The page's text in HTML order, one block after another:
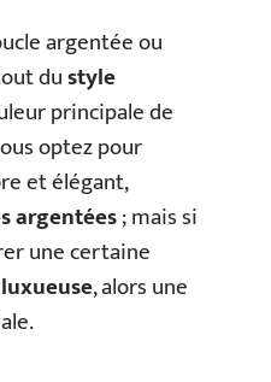
argentée ou
dustyle
principale de
optez pour
et élégant,
argentées; mais si
une certaine
, alors une